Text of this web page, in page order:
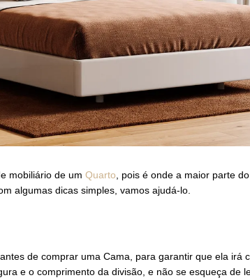
mobiliário de um Quarto , pois é onde a maior parte
algumas dicas simples, vamos ajudá-lo.
de comprar uma Cama, para garantir que ela irá
e o comprimento da divisão, e não se esqueça de